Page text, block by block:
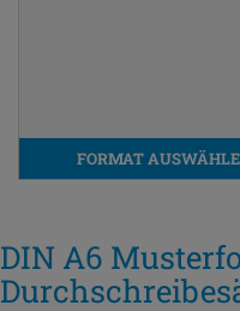
FORMAT
DIN A6